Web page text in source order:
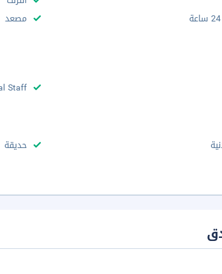
مصعد
Staff
حديقة